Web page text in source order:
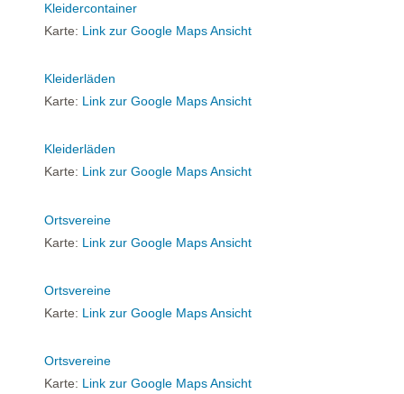
Kleidercontainer
Karte: Link zur Google Maps Ansicht
Kleiderläden
Karte: Link zur Google Maps Ansicht
Kleiderläden
Karte: Link zur Google Maps Ansicht
Ortsvereine
Karte: Link zur Google Maps Ansicht
Ortsvereine
Karte: Link zur Google Maps Ansicht
Ortsvereine
Karte: Link zur Google Maps Ansicht